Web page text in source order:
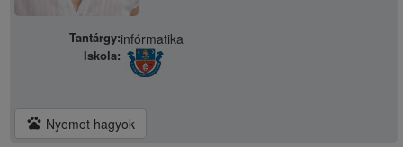
Tantárgy:infórmatika
Iskola:
pets Nyomot hagyok